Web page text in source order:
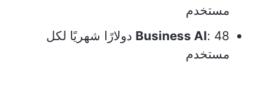
مستخدم
Business AI : 48 دولارًا شهريًا لكل
مستخدم